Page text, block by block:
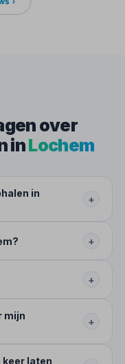
over
inLochem
in
+
+
+
mijn
+
keer laten